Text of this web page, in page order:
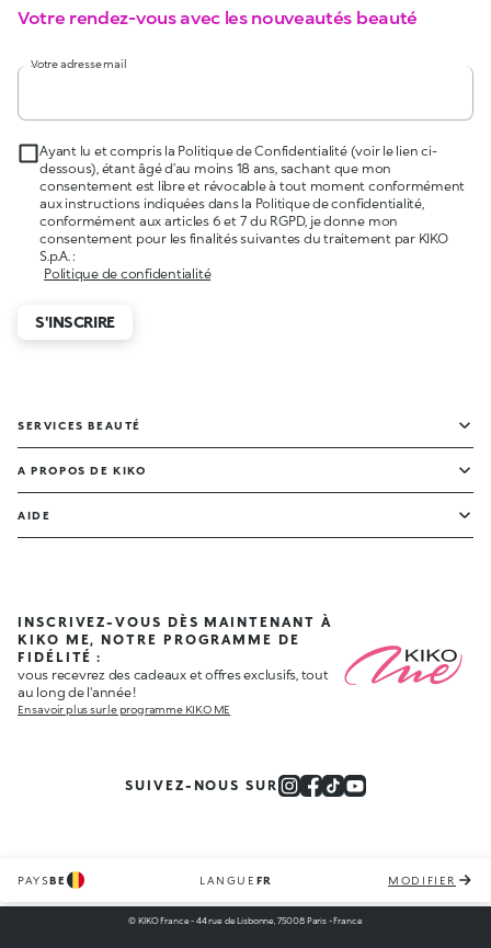
Votre rendez-vous avec les nouveautés beauté
Votre adresse mail
Ayant lu et compris la Politique de Confidentialité (voir le lien ci-
dessous), étant âgé d’au moins 18 ans, sachant que mon
consentement est libre et révocable à tout moment conformément
aux instructions indiquées dans la Politique de confidentialité,
conformément aux articles 6 et 7 du RGPD, je donne mon
consentement pour les finalités suivantes du traitement par KIKO
S.p.A. :
Politique de confidentialité
S'INSCRIRE
SERVICES BEAUTÉ
A PROPOS DE KIKO
AIDE
INSCRIVEZ-VOUS DÈS MAINTENANT À
KIKO ME, NOTRE PROGRAMME DE
FIDÉLITÉ :
vous recevrez des cadeaux et offres exclusifs, tout
au long de l'année !
En savoir plus sur le programme KIKO ME
SUIVEZ-NOUS SUR
PAYSBE LANGUE FR MODIFIER
© KIKO France - 44 rue de Lisbonne, 75008 Paris - France